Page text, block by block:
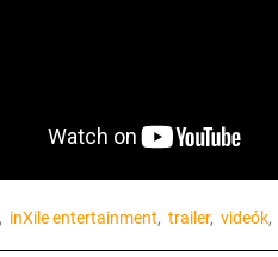
inXile entertainment trailer videók